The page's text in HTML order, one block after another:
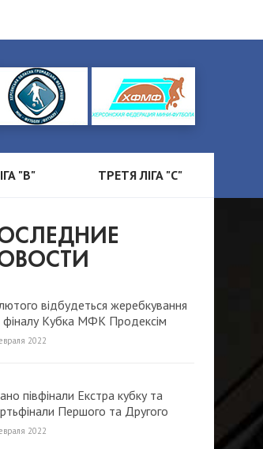
"B" ТРЕТЯ ЛІГА "С"
відбудеться жеребкування
Кубка МФК Продексім
року.
2022
півфінали Екстра кубку та
Першого та Другого
Кубка МФК «Продексім»
2022